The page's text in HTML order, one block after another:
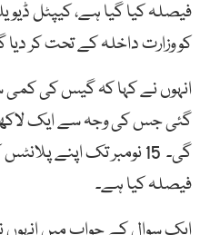
فیصلہ کیا گیا ہے، کیپٹل
کو وزارت داخلہ کے تحت کر دیا
انہوں نے کہا کہ گیس کی کمی
گئی جس کی وجہ سے ایک لاکھ
گی۔ 15 نومبر تک اپنے
فیصلہ کیا ہے۔